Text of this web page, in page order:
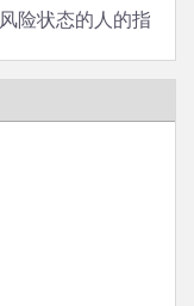
险状态的人的指